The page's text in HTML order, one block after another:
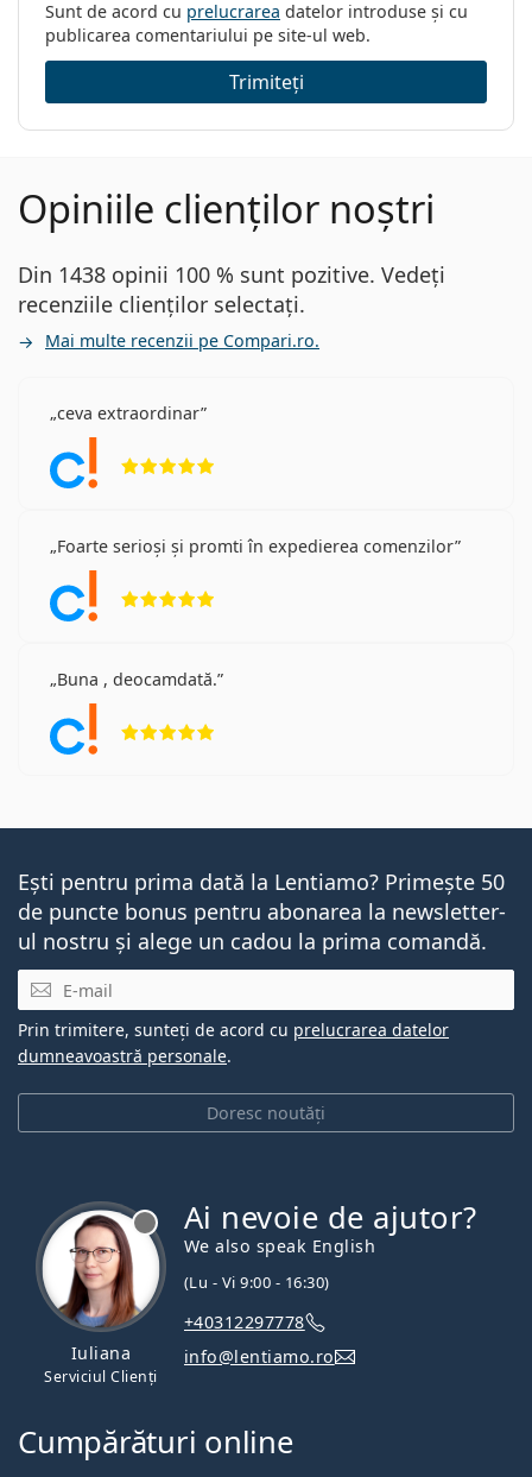
Sunt de acord cu prelucrarea datelor introduse și cu
publicarea comentariului pe site-ul web.
Trimiteți
Opiniile clienților noștri
Din 1438 opinii 100 % sunt pozitive. Vedeți
recenziile clienților selectați.
Mai multe recenzii pe Compari.ro.
ceva extraordinar
Foarte serioși și promti în expedierea comenzilor
Buna , deocamdată.
Ești pentru prima dată la Lentiamo? Primește 50
de puncte bonus pentru abonarea la newsletter-
ul nostru și alege un cadou la prima comandă.
E-mail
Doresc noutăți
Prin trimitere, sunteți de acord cu prelucrarea datelor
dumneavoastră personale.
Iuliana
Serviciul Clienți
Ai nevoie de ajutor?
We also speak English
(Lu - Vi 9:00 - 16:30)
+40312297778
info@lentiamo.ro
Cumpărături online